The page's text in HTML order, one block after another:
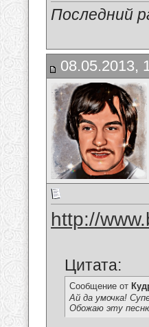
Последний
08.05.2013,
http://
Цитата:
Сообщение от
Ай да умочка!
Обожаю эту